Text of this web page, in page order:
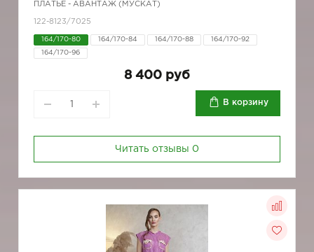
ПЛАТЬЕ - АВАНТАЖ (МУСКАТ)
122-8123/7025
164/170-80 164/170-84 164/170-88 164/170-92
164/170-96
8 400 руб
В корзину
Читать отзывы 0